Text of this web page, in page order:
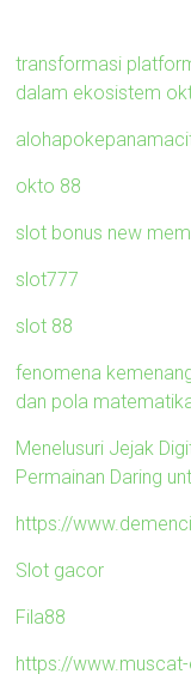
transformasi
dalam ekosistem
okto 88
slot bonus new
slot777
slot 88
fenomena
dan pola
Menelusuri Jejak
Permainan Daring
https://
Slot gacor
Fila88
https://